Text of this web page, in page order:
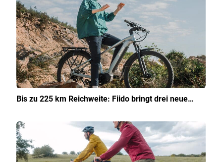
Bis zu 225 km Reichweite: Fiido bringt drei neue…